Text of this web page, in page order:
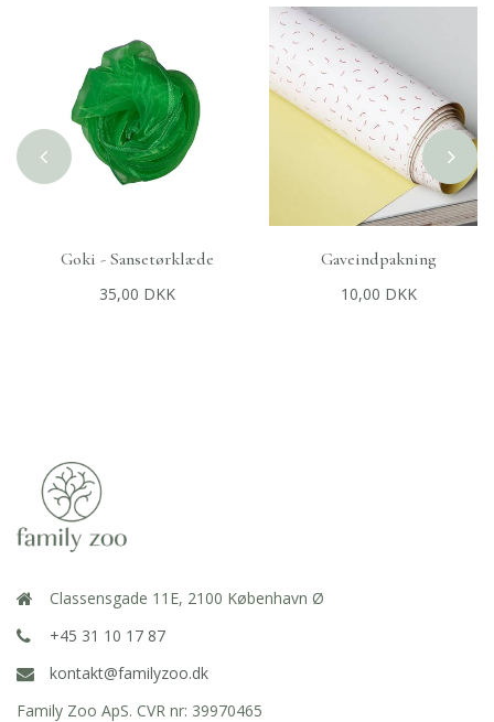
+TILFØJ TIL KURV
Goki - Sansetørklæde
35,00 DKK
TILFØJ TIL KURV
Gaveindpakning
10,00 DKK
Classensgade 11E, 2100 København Ø
+45 31 10 17 87
kontakt@familyzoo.dk
Family Zoo ApS. CVR nr: 39970465